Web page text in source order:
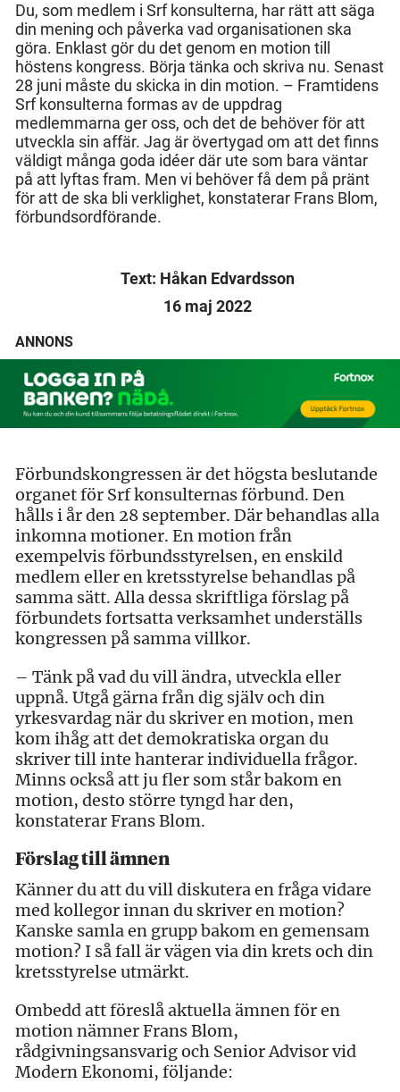
Du, som medlem i Srf konsulterna, har rätt att säga
din mening och påverka vad organisationen ska
göra. Enklast gör du det genom en motion till
höstens kongress. Börja tänka och skriva nu. Senast
28 juni måste du skicka in din motion. – Framtidens
Srf konsulterna formas av de uppdrag
medlemmarna ger oss, och det de behöver för att
utveckla sin affär. Jag är övertygad om att det finns
väldigt många goda idéer där ute som bara väntar
på att lyftas fram. Men vi behöver få dem på pränt
för att de ska bli verklighet, konstaterar Frans Blom,
förbundsordförande.
Text: Håkan Edvardsson
16 maj 2022
ANNONS
Förbundskongressen är det högsta beslutande
organet för Srf konsulternas förbund. Den
hålls i år den 28 september. Där behandlas alla
inkomna motioner. En motion från
exempelvis förbundsstyrelsen, en enskild
medlem eller en kretsstyrelse behandlas på
samma sätt. Alla dessa skriftliga förslag på
förbundets fortsatta verksamhet underställs
kongressen på samma villkor.
– Tänk på vad du vill ändra, utveckla eller
uppnå. Utgå gärna från dig själv och din
yrkesvardag när du skriver en motion, men
kom ihåg att det demokratiska organ du
skriver till inte hanterar individuella frågor.
Minns också att ju fler som står bakom en
motion, desto större tyngd har den,
konstaterar Frans Blom.
Förslag till ämnen
Känner du att du vill diskutera en fråga vidare
med kollegor innan du skriver en motion?
Kanske samla en grupp bakom en gemensam
motion? I så fall är vägen via din krets och din
kretsstyrelse utmärkt.
Ombedd att föreslå aktuella ämnen för en
motion nämner Frans Blom,
rådgivningsansvarig och Senior Advisor vid
Modern Ekonomi, följande: